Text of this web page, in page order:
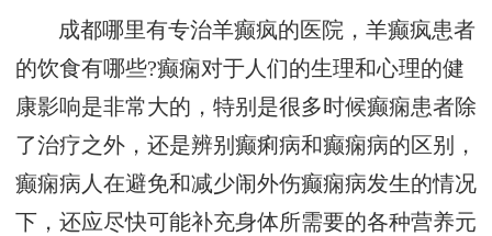
成都哪里有专治羊癫疯的医院，羊癫疯患者
的饮食有哪些?癫痫对于人们的生理和心理的健
康影响是非常大的，特别是很多时候癫痫患者除
了治疗之外，还是辨别癫痢病和癫痫病的区别，
癫痫病人在避免和减少闹外伤癫痫病发生的情况
下，还应尽快可能补充身体所需要的各种营养元